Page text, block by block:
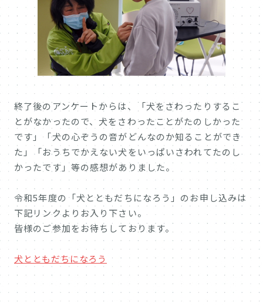
終了後のアンケートからは、「犬をさわったりするこ
とがなかったので、犬をさわったことがたのしかった
です」「犬の心ぞうの音がどんなのか知ることができ
た」「おうちでかえない犬をいっぱいさわれてたのし
かったです」等の感想がありました。
令和5年度の「犬とともだちになろう」のお申し込みは
下記リンクよりお入り下さい。
皆様のご参加をお待ちしております。
犬とともだちになろう